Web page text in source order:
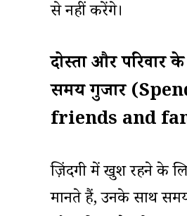
से नहीं करेंगे।
दोस्तों और परिवार
समय गुजारें
friends and
ज़िंदगी में खुश रहने के
मानते हैं, उनके साथ